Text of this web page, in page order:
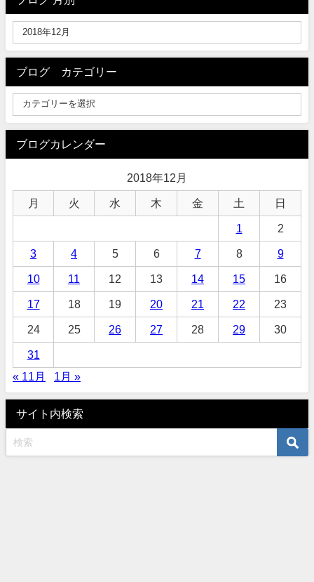
ブログ カテゴリー
ブログカレンダー
2018年12月
月 火 水 木 金 土 日
1 2
3 4 5 6 7 8 9
10 11 12 13 14 15 16
17 18 19 20 21 22 23
24 25 26 27 28 29 30
31
« 11月
1月 »
サイト内検索